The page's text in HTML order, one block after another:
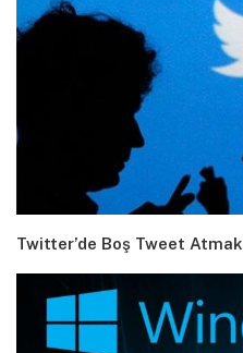
Twitter’de Boş Tweet Atmak